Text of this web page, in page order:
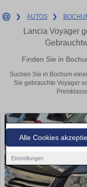
Alle Cookies
Einstellungen
❯ AUTOS ❯
Lancia Voyager
Finden Sie in
Suchen Sie in Bochum
Sie gebrauchte Voyager